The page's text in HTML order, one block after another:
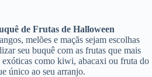
de Frutas de Halloween
melões e maçãs sejam escolhas
seu buquê com as frutas que mais
como kiwi, abacaxi ou fruta do
único ao seu arranjo.